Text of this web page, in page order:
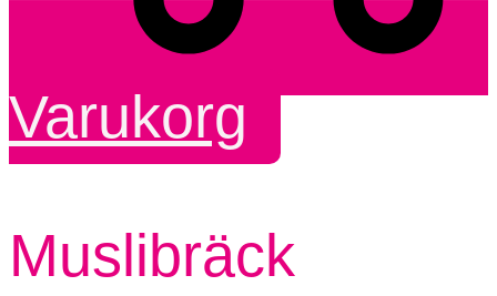
Varukorg
Muslibräck